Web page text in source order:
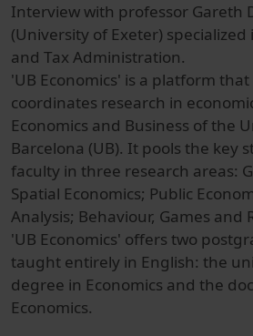
Interview with professor Gareth
(University of Exeter) specialized
and Tax Administration.
'UB Economics' is a platform
coordinates research in
Economics and Business of the
Barcelona (UB). It pools the key
faculty in three research areas:
Spatial Economics; Public
Analysis; Behaviour, Games and
'UB Economics' offers two
taught entirely in English: the
degree in Economics and the
Economics.